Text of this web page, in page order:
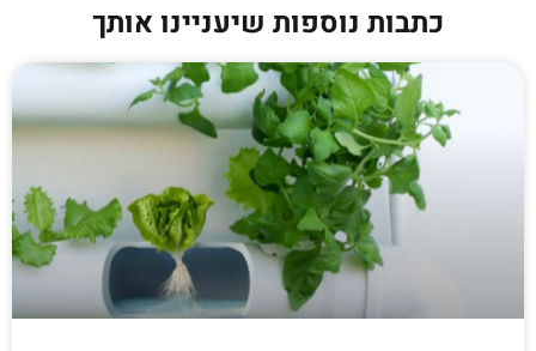
כתבות נוספות שיעניינו אותך